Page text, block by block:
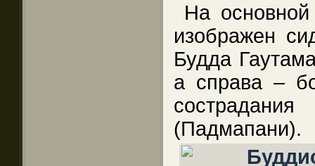
На
изображен
Будда
а справа –
(Падмапани).